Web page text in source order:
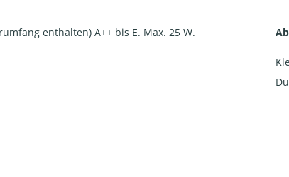
enthalten) A++ bis E. Max. 25 W.